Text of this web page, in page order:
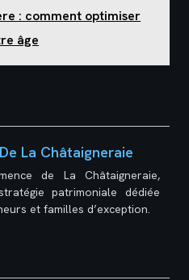
: comment optimiser
âge
La Châtaigneraie
de La Châtaigneraie,
patrimoniale dédiée
et familles d’exception.